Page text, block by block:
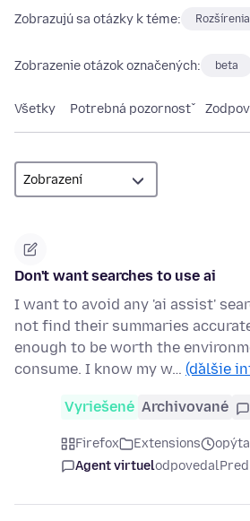
Zobrazujú sa otázky k téme: Rozšírenia
Zobrazenie otázok označených: beta
Všetky Potrebná pozornosť
Don't want searches to use ai
I want to avoid any 'ai assist'
not find their summaries
enough to be worth the
consume. I know my w… (ďalšie
Vyriešené Archivované
Firefox Extensions
Agent virtuelodpovedal